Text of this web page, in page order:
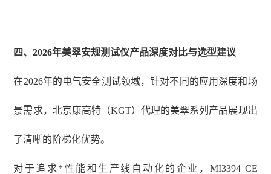
四、2026年美翠安规测试仪产品深度对比与选型建议
在2026年的电气安全测试领域，针对不同的应用深度和场
景需求，北京康高特（KGT）代理的美翠系列产品展现出
了清晰的阶梯化优势。
对于追求*性能和生产线自动化的企业，MI3394 CE